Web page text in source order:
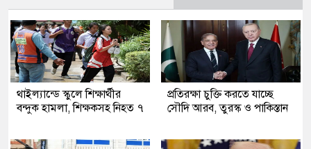
থাইল্যান্ডে স্কুলে শিক্ষার্থীর
বন্দুক হামলা, শিক্ষকসহ নিহত ৭
প্রতিরক্ষা চুক্তি করতে যাচ্ছে
সৌদি আরব, তুরস্ক ও পাকিস্তান